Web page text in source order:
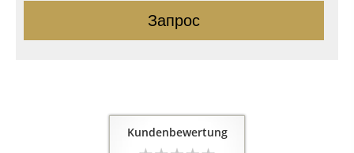
Запрос
Kundenbewertung